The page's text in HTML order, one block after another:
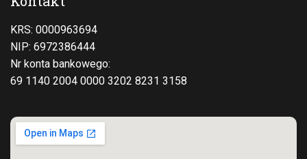
KRS: 0000963694
NIP: 6972386444
Nr konta bankowego:
69 1140 2004 0000 3202 8231 3158